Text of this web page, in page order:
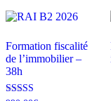
Formation fiscalité
de l’immobilier –
38h